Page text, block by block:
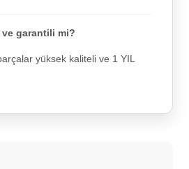
garantili mi?
yüksek kaliteli ve 1 YIL